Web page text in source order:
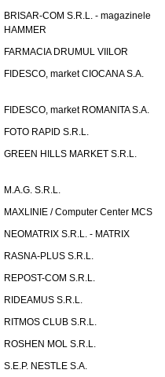
BRISAR-COM S.R.L. - magazinele
HAMMER
FARMACIA DRUMUL VIILOR
FIDESCO, market CIOCANA S.A.
FIDESCO, market ROMANITA S.A.
FOTO RAPID S.R.L.
GREEN HILLS MARKET S.R.L.
M.A.G. S.R.L.
MAXLINIE / Computer Center MCS
NEOMATRIX S.R.L. - MATRIX
RASNA-PLUS S.R.L.
REPOST-COM S.R.L.
RIDEAMUS S.R.L.
RITMOS CLUB S.R.L.
ROSHEN MOL S.R.L.
S.E.P. NESTLE S.A.